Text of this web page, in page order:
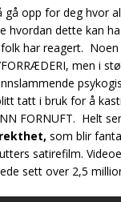
gå opp for deg hvor
hvordan dette kan
har reagert. Noen
men i
tatt i bruk for å
FORNUFT. Helt
som blir
satirefilm.
sett over 2,5